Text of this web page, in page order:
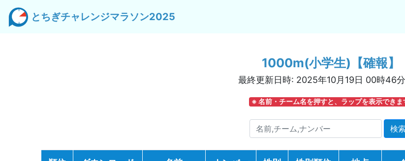
とちぎチャレンジマラソン2025
1000m(小学生)【確報】
最終更新日時: 2025年10月19日 00時46
※ 名前・チーム名を押すと、ラップを表示できま
名前,チーム,ナンバー 検索